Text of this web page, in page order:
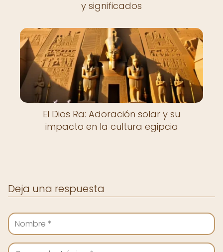
y significados
El Dios Ra: Adoración solar y su
impacto en la cultura egipcia
Deja una respuesta